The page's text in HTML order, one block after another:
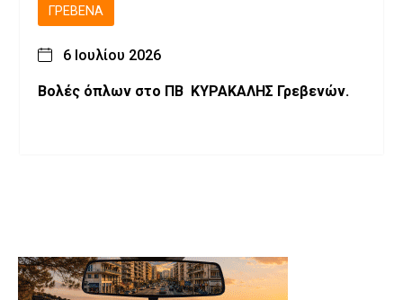
ΓΡΕΒΕΝΆ
6 Ιουλίου 2026
Βολές όπλων στο ΠΒ ΚΥΡΑΚΑΛΗΣ Γρεβενών.